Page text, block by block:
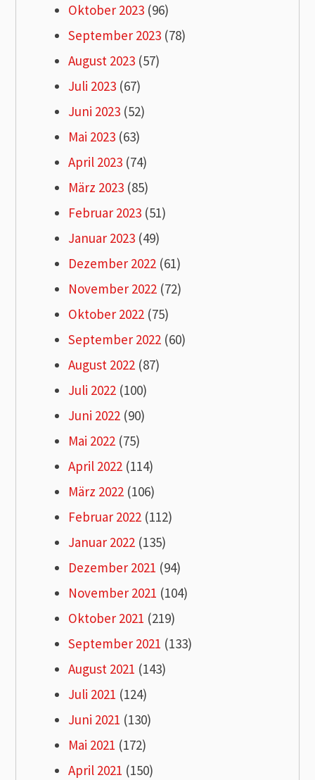
Oktober 2023 (96)
September 2023 (78)
August 2023 (57)
Juli 2023 (67)
Juni 2023 (52)
Mai 2023 (63)
April 2023 (74)
März 2023 (85)
Februar 2023 (51)
Januar 2023 (49)
Dezember 2022 (61)
November 2022 (72)
Oktober 2022 (75)
September 2022 (60)
August 2022 (87)
Juli 2022 (100)
Juni 2022 (90)
Mai 2022 (75)
April 2022 (114)
März 2022 (106)
Februar 2022 (112)
Januar 2022 (135)
Dezember 2021 (94)
November 2021 (104)
Oktober 2021 (219)
September 2021 (133)
August 2021 (143)
Juli 2021 (124)
Juni 2021 (130)
Mai 2021 (172)
April 2021 (150)